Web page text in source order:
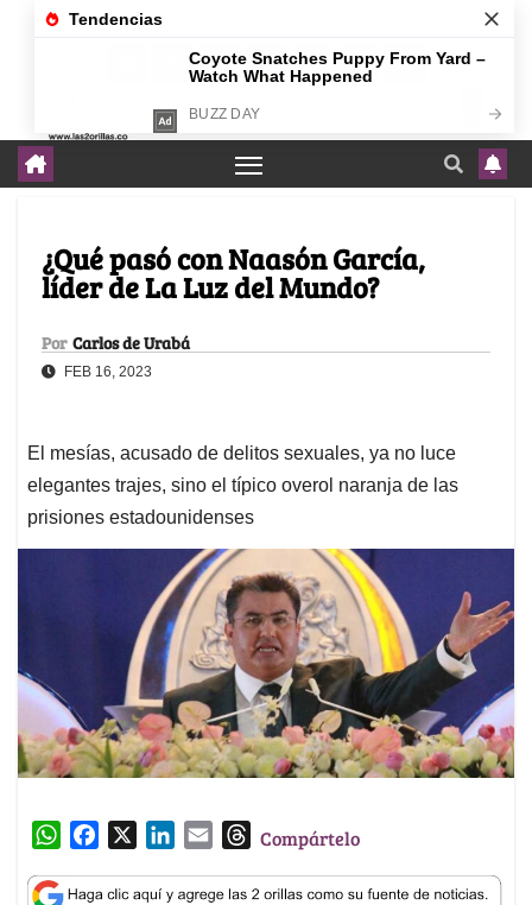
¿Qué pasó con Naasón García,
líder de La Luz del Mundo?
Por Carlos de Urabá
FEB 16, 2023
El mesías, acusado de delitos sexuales, ya no luce
elegantes trajes, sino el típico overol naranja de las
prisiones estadounidenses
W
a
c
n
a
T
r
Compártelo